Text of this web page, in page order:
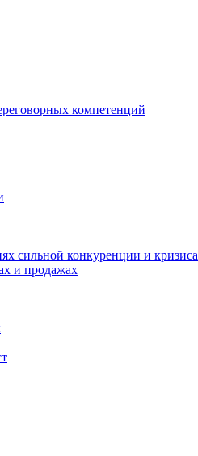
компетенций
сильной конкуренции и кризиса
и продажах